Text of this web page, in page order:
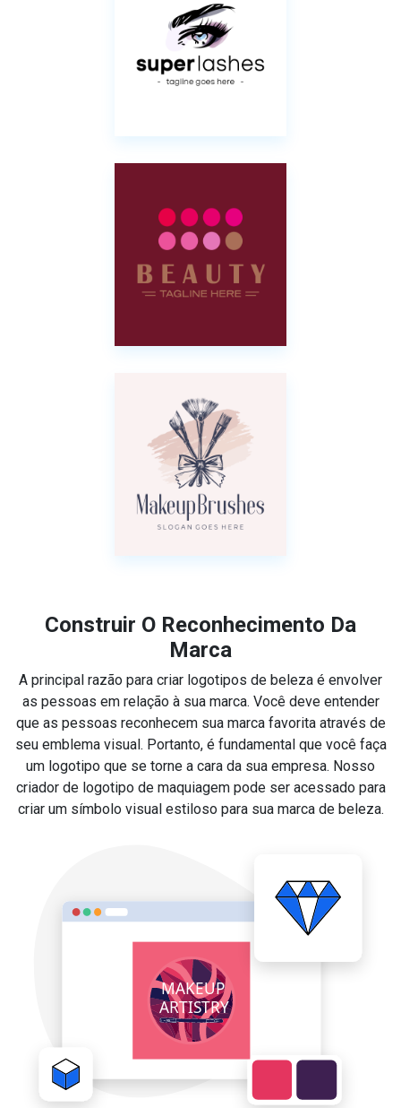
Construir O Reconhecimento Da
Marca
A principal razão para criar logotipos de beleza é envolver
as pessoas em relação à sua marca. Você deve entender
que as pessoas reconhecem sua marca favorita através de
seu emblema visual. Portanto, é fundamental que você faça
um logotipo que se torne a cara da sua empresa. Nosso
criador de logotipo de maquiagem pode ser acessado para
criar um símbolo visual estiloso para sua marca de beleza.